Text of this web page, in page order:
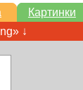
Картинки
↓